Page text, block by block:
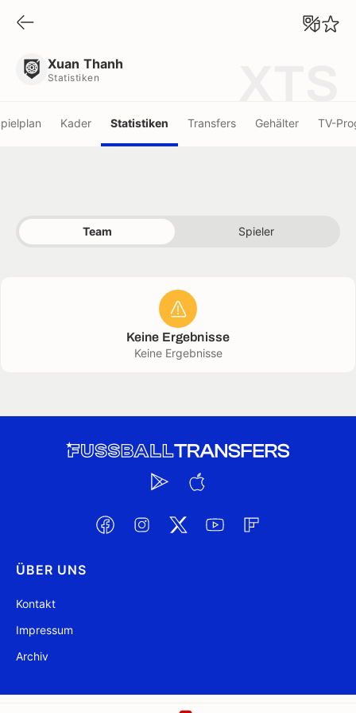
Xuan Thanh
Statistiken
Kader Statistiken Transfers Gehälter TV-
Team Spieler
Keine Ergebnisse
Keine Ergebnisse
ÜBER UNS
Kontakt
Impressum
Archiv